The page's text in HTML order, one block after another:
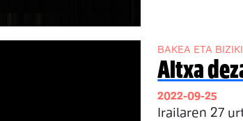
BAKEA ETA
Altxa
2022-09-25
Irailaren 27